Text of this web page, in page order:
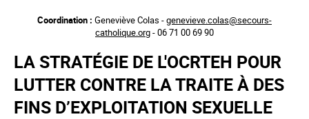
principal
Coordination : Geneviève Colas -genevieve.colas@secours-
catholique.org- 06 71 00 69 90
LA STRATÉGIE DE L'OCRTEH POUR
LUTTER CONTRE LA TRAITE À DES
FINS D’EXPLOITATION SEXUELLE